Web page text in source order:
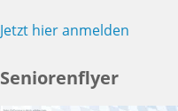
Jetzt hier anmelden
Seniorenflyer